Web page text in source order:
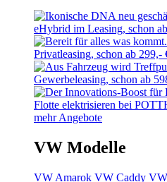
mehr Angebote
VW Modelle
VW Amarok VW Caddy